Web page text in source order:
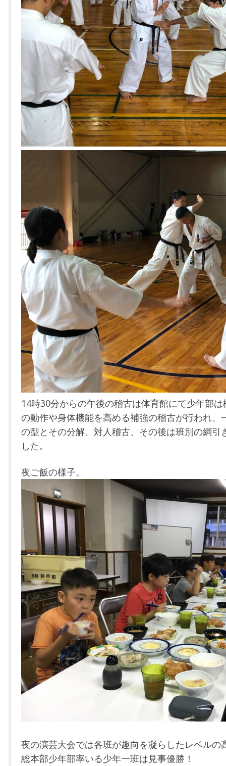
14時30分からの午後の稽古は体育館にて少年部
の動作や身体機能を高める補強の稽古が行われ、
の型とその分解、対人稽古、その後は班別の綱引
した。
夜ご飯の様子。
夜の演芸大会では各班が趣向を凝らしたレベルの
総本部少年部率いる少年一班は見事優勝！